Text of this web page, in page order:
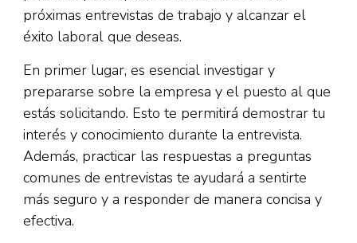
próximas entrevistas de trabajo y alcanzar el
éxito laboral que deseas.
En primer lugar, es esencial investigar y
prepararse sobre la empresa y el puesto al que
estás solicitando. Esto te permitirá demostrar tu
interés y conocimiento durante la entrevista.
Además, practicar las respuestas a preguntas
comunes de entrevistas te ayudará a sentirte
más seguro y a responder de manera concisa y
efectiva.